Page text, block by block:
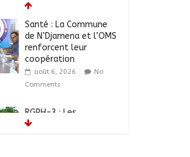
RGPH-3 : Les
communautés
nomades de Ferrick
Kodjoguila se
mobilisent pour le
recensement
Jeunesse : Un